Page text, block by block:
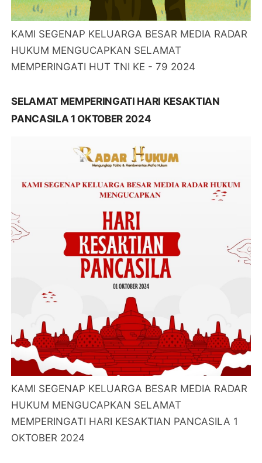
KAMI SEGENAP KELUARGA BESAR MEDIA RADAR
HUKUM MENGUCAPKAN SELAMAT
MEMPERINGATI HUT TNI KE - 79 2024
SELAMAT MEMPERINGATI HARI KESAKTIAN
PANCASILA 1 OKTOBER 2024
KAMI SEGENAP KELUARGA BESAR MEDIA RADAR
HUKUM MENGUCAPKAN SELAMAT
MEMPERINGATI HARI KESAKTIAN PANCASILA 1
OKTOBER 2024